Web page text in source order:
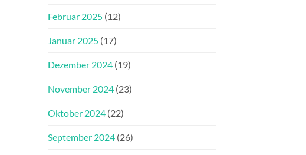
Februar 2025 (12)
Januar 2025 (17)
Dezember 2024 (19)
November 2024 (23)
Oktober 2024 (22)
September 2024 (26)